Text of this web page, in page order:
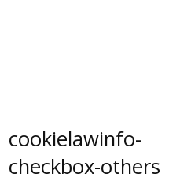
cookielawinfo-
checkbox-others